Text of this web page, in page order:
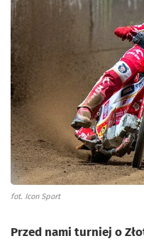
fot. Icon Sport
Przed nami turniej o